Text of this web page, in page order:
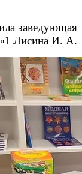
заведующая
Лисина И. А.